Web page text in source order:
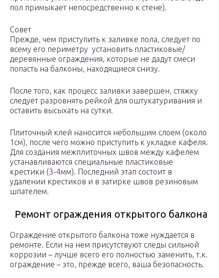
пол примыкает непосредственно к стене).
Совет
Прежде, чем приступить к заливке пола, следует по
всему его периметру установить пластиковые/
деревянные ограждения, которые не дадут смеси
попасть на балконы, находящиеся снизу.
После того, как процесс заливки завершен, стяжку
следует разровнять рейкой для оштукатуривания и
оставить высыхать на сутки.
Плиточный клей наносится небольшим слоем (около
1см), после чего можно приступить к укладке кафеля.
Для создания межплиточных швов между кафелем
устанавливаются специальные пластиковые
крестики (3-4мм). Последний этап состоит в
удалении крестиков и в затирке швов резиновым
шпателем.
Ремонт ограждения открытого балкона
Ограждение открытого балкона тоже нуждается в
ремонте. Если на нем присутствуют следы сильной
коррозии – лучше всего его полностью заменить, т.к.
ограждение – это, прежде всего, ваша безопасность.